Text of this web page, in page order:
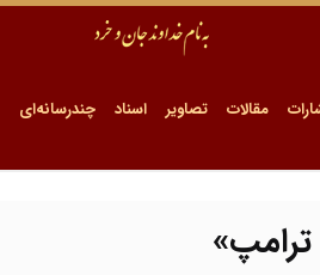
مقالات تصاویر اسناد چندرسانه‌ای
ترامپ»